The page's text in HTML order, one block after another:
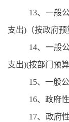
13、一般
支出)（按政府预
14、一般
支出)(按部门预
15、一般
16、政府
17、政府